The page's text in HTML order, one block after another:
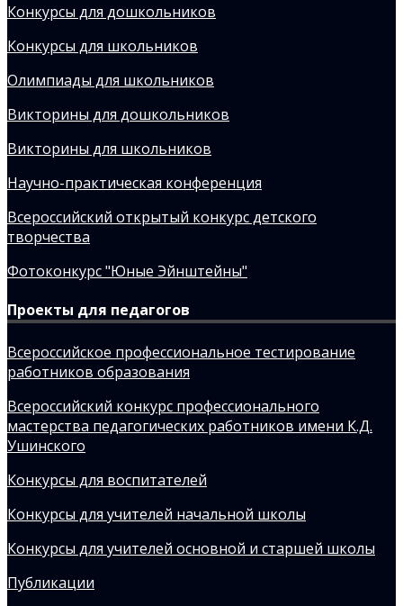
Конкурсы для дошкольников
Конкурсы для школьников
Олимпиады для школьников
Викторины для дошкольников
Викторины для школьников
Научно-практическая конференция
Всероссийский открытый конкурс детского
творчества
Фотоконкурс "Юные Эйнштейны"
Проекты для педагогов
Всероссийское профессиональное тестирование
работников образования
Всероссийский конкурс профессионального
мастерства педагогических работников имени К.Д.
Ушинского
Конкурсы для воспитателей
Конкурсы для учителей начальной школы
Конкурсы для учителей основной и старшей школы
Публикации